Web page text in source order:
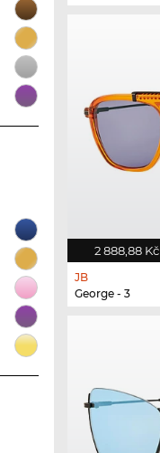
2 888,88 Kč
JB
George - 3